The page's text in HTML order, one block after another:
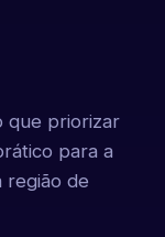
que priorizar
para a
região de